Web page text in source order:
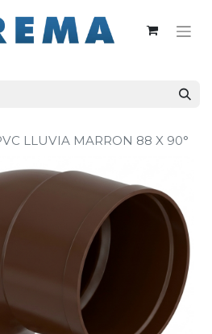
LLUVIA MARRON 88 X 90°